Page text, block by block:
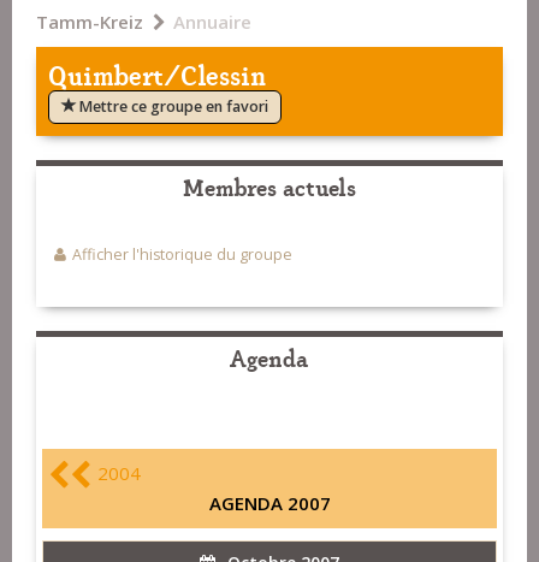
Tamm-Kreiz Annuaire
Quimbert/Clessin
Mettre ce groupe en favori
Membres actuels
Afficher l'historique du groupe
Agenda
2004
AGENDA 2007